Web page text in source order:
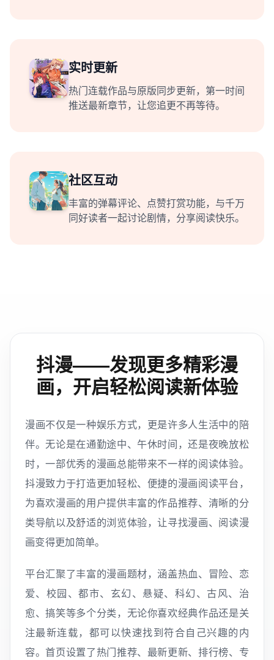
实时更新
热门连载作品与原版同步更新，第一时间
推送最新章节，让您追更不再等待。
社区互动
丰富的弹幕评论、点赞打赏功能，与千万
同好读者一起讨论剧情，分享阅读快乐。
抖漫——发现更多精彩漫
画，开启轻松阅读新体验
漫画不仅是一种娱乐方式，更是许多人生活中的陪
伴。无论是在通勤途中、午休时间，还是夜晚放松
时，一部优秀的漫画总能带来不一样的阅读体验。
抖漫致力于打造更加轻松、便捷的漫画阅读平台，
为喜欢漫画的用户提供丰富的作品推荐、清晰的分
类导航以及舒适的浏览体验，让寻找漫画、阅读漫
画变得更加简单。
平台汇聚了丰富的漫画题材，涵盖热血、冒险、恋
爱、校园、都市、玄幻、悬疑、科幻、古风、治
愈、搞笑等多个分类，无论你喜欢经典作品还是关
注最新连载，都可以快速找到符合自己兴趣的内
容。首页设置了热门推荐、最新更新、排行榜、专